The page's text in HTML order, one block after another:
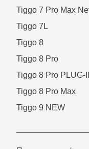
Tiggo 7 Pro Max
Tiggo 7L
Tiggo 8
Tiggo 8 Pro
Tiggo 8 Pro PLUG-
Tiggo 8 Pro Max
Tiggo 9 NEW